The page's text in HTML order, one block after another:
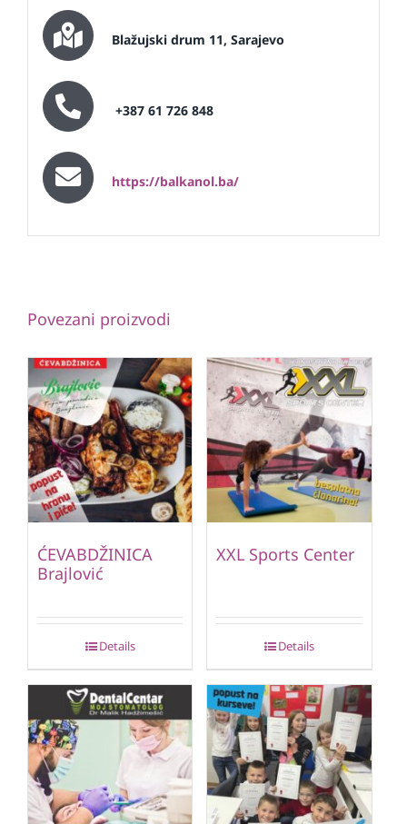
Blažujski drum 11, Sarajevo
+387 61 726 848
https://balkanol.ba/
Povezani proizvodi
ĆEVABDŽINICA
Brajlović
Details
XXL Sports Center
Details